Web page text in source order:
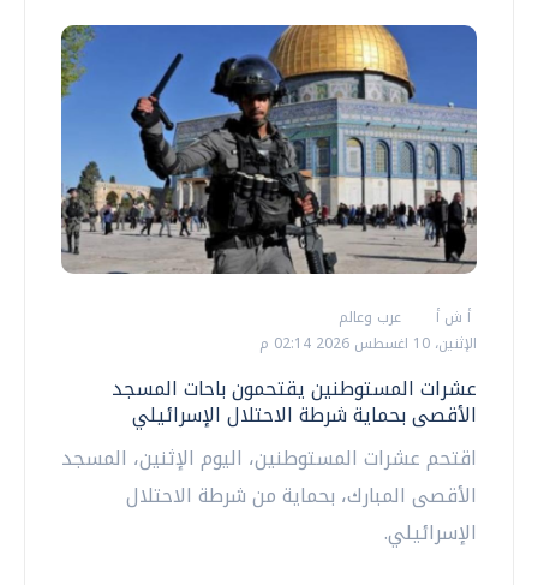
أ ش أ
عرب وعالم
الإثنين، 10 اغسطس 2026 02:14 م
عشرات المستوطنين يقتحمون باحات المسجد
الأقصى بحماية شرطة الاحتلال الإسرائيلي
اقتحم عشرات المستوطنين، اليوم الإثنين، المسجد
الأقصى المبارك، بحماية من شرطة الاحتلال
الإسرائيلي.